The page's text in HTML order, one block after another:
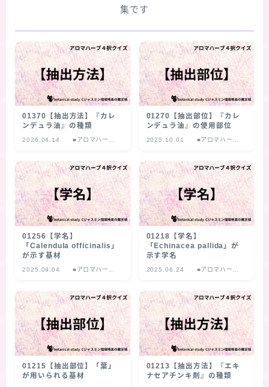
集です
01370【抽出方法】『カレ
ンデュラ油』の種類
2026.04.14
■アロマハーブ
01270【抽出部位】『カレ
ンデュラ油』の使用部位
2025.10.01
■アロマハーブ
01256【学名】
「Calendula officinalis」
が示す基材
2025.09.04
■アロマハーブ
01218【学名】
「Echinacea pallida」が
示す学名
2025.06.24
■アロマハーブ
01215【抽出部位】「葉」
が用いられる基材
01213【抽出方法】『エキ
ナセアチンキ剤』の種類